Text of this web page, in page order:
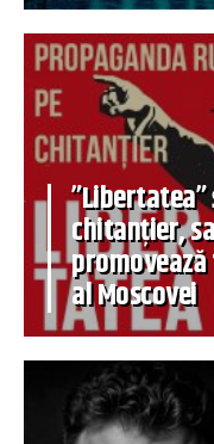
chitanțier,
al Moscovei